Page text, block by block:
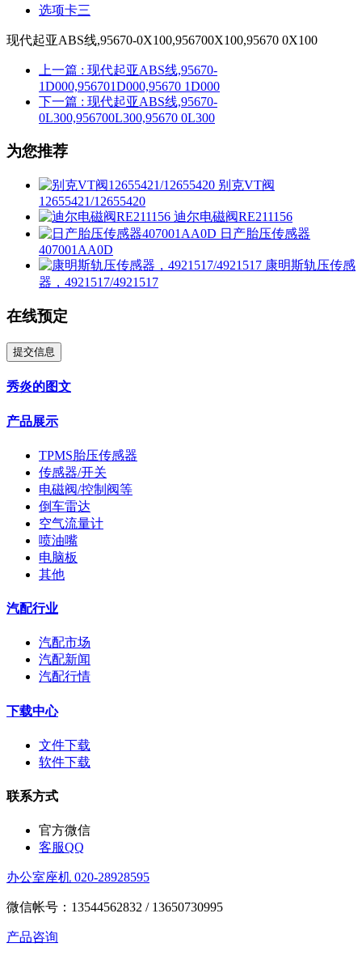
选项卡三
现代起亚ABS线,95670-0X100,956700X100,95670 0X100
上一篇 : 现代起亚ABS线,95670-
1D000,956701D000,95670 1D000
下一篇 : 现代起亚ABS线,95670-
0L300,956700L300,95670 0L300
为您推荐
别克VT阀
12655421/12655420
迪尔电磁阀RE211156
日产胎压传感器
407001AA0D
康明斯轨压传感
器，4921517/4921517
在线预定
提交信息
秀炎的图文
产品展示
TPMS胎压传感器
传感器/开关
电磁阀/控制阀等
倒车雷达
空气流量计
喷油嘴
电脑板
其他
汽配行业
汽配市场
汽配新闻
汽配行情
下载中心
文件下载
软件下载
联系方式
官方微信
客服QQ
办公室座机 020-28928595
微信帐号：13544562832 / 13650730995
产品咨询